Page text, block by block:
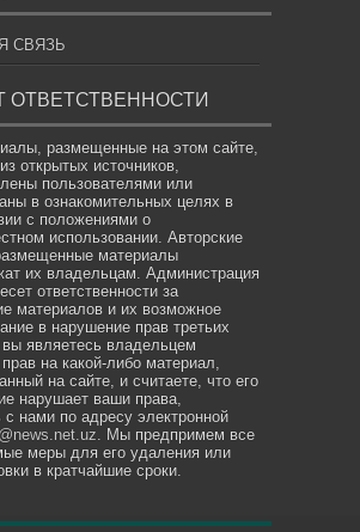
СВЯЗЬ
ОТВЕТСТВЕННОСТИ
размещенные на этом сайте,
открытых источников,
пользователями или
в ознакомительных целях в
с положениями о
использовании. Авторские
материалы
их владельцам. Администрация
ответственности за
материалов и их возможное
в нарушение прав третьих
являетесь владельцем
на какой-либо материал,
на сайте, и считаете, что его
нарушает ваши права,
с нами по адресу электронной
. Мы предпримем все
меры для его удаления или
в кратчайшие сроки.